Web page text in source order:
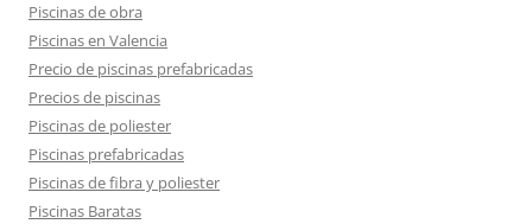
Piscinas de obra
Piscinas en Valencia
Precio de piscinas prefabricadas
Precios de piscinas
Piscinas de poliester
Piscinas prefabricadas
Piscinas de fibra y poliester
Piscinas Baratas